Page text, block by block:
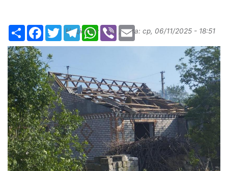
РесурсFacebook
TwitterTelegramWhatsApp
ViberEmail
Надіслав: ilona , дата: ср, 06/11/2025 - 18:51